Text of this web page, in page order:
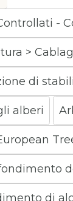
-
>
di
alberi
di